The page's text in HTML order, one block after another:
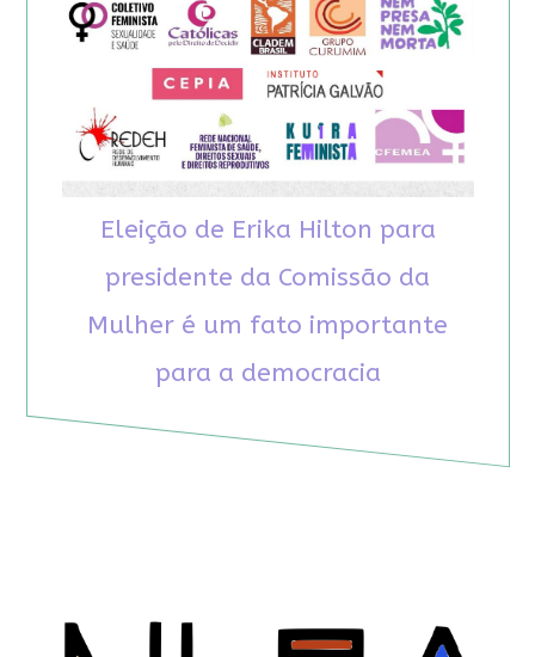
Eleição de Erika Hilton para
presidente da Comissão da
Mulher é um fato importante
para a democracia